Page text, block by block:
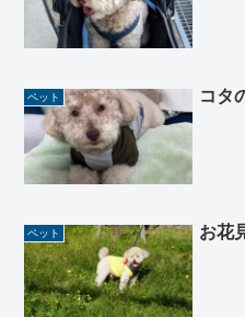
ペット コタ
ペット お花